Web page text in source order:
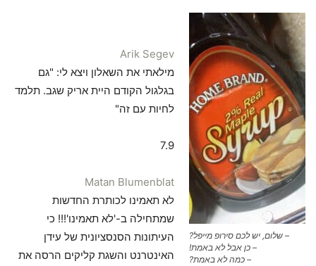
– שלום, יש לכם סירופ מייפל?
– כן אבל לא באמת!
– כמה לא באמת?
Arik Segev
מילאתי את השאלון ויצא לי: "גם
בגלגול הקודם היית אריק שגב. תלמד
לחיות עם זה"
7.9
Matan Blumenblat
לא תאמינו לכותרת החדשות
שמתחילה ב-'לא תאמינו'!!! כי
העיתונות הסנסציונית של עידן
האינטרנט והשגת קליקים הרסה את